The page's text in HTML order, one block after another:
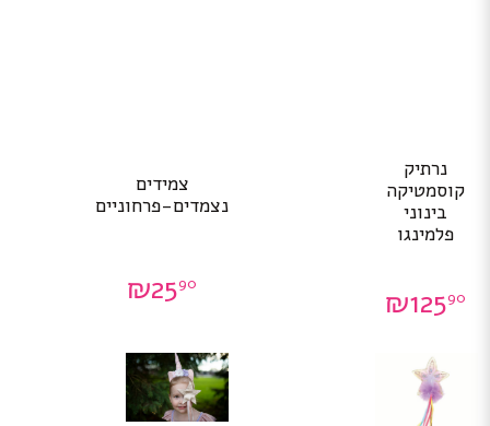
נרתיק
קוסמטיקה
בינוני
פלמינגו
₪12590
צמידים
נצמדים-פרחוניים
₪2590